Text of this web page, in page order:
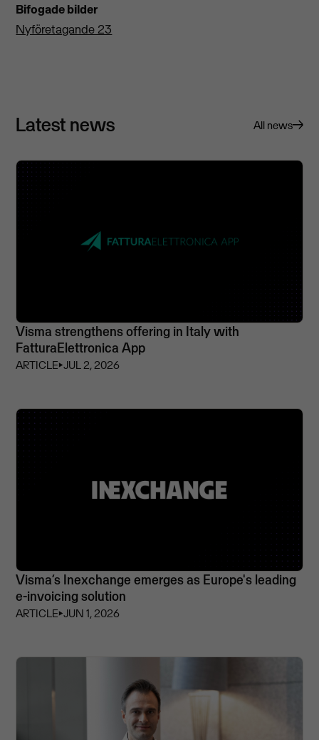
Bifogade bilder
Nyföretagande 23
Latest news All news
Visma strengthens offering in Italy with
FatturaElettronica App
ARTICLE⏵JUL 2, 2026
Visma’s Inexchange emerges as Europe's leading
e-invoicing solution
ARTICLE⏵JUN 1, 2026